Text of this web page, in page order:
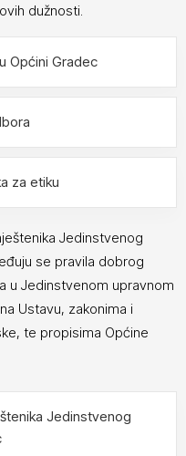
dužnosti.
Općini Gradec
za etiku
Jedinstvenog
se pravila dobrog
u Jedinstvenom upravnom
Ustavu, zakonima i
te propisima Općine
Jedinstvenog